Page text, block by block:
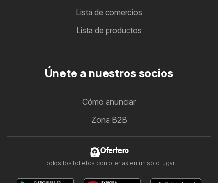
Lista de comercios
Lista de productos
Únete a nuestros socios
Cómo anunciar
Zona B2B
Ofertero
Todos los folletos con ofertas en un solo lugar